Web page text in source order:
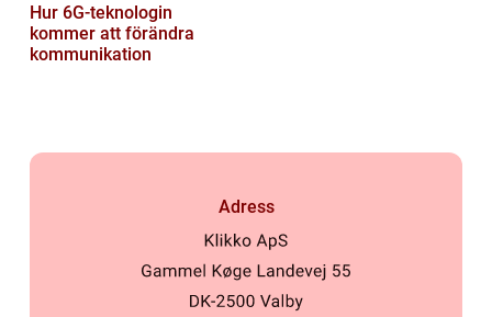
Hur 6G-teknologin
kommer att förändra
kommunikation
Adress